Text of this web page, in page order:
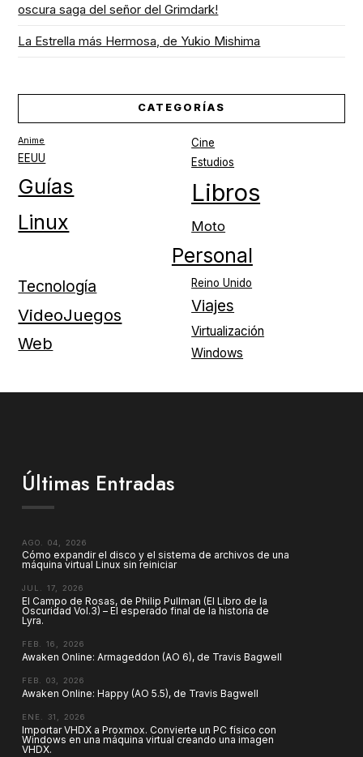
oscura saga del señor del Grimdark!
La Estrella más Hermosa, de Yukio Mishima
CATEGORÍAS
Anime
Cine
EEUU
Estudios
Guías Libros
Linux Moto
Personal
Reino Unido
Tecnología
Viajes
VideoJuegos
Virtualización
Web Windows
Últimas Entradas
AGO. 04, 2026
Cómo expandir el disco y el sistema de archivos de una
máquina virtual Linux sin reiniciar
JUL. 17, 2026
El Campo de Rosas, de Philip Pullman (El Libro de la
Oscuridad Vol.3) – El esperado final de la historia de
Lyra.
FEB. 16, 2026
Awaken Online: Armageddon (AO 6), de Travis Bagwell
FEB. 03, 2026
Awaken Online: Happy (AO 5.5), de Travis Bagwell
ENE. 31, 2026
Importar VHDX a Proxmox. Convierte un PC físico con
Windows en una máquina virtual creando una imagen
VHDX.